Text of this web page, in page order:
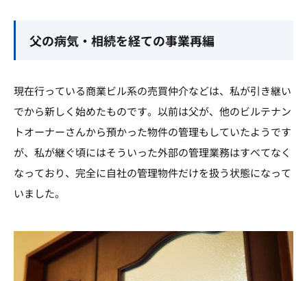
父の病気・相続を経ての事業再編
現在行っている商業ビル系の売買仲介などは、私が引き継い
でから新しく始めたものです。以前は父が、他のビルテナン
トオーナーさんから預かった物件の管理もしていたようです
が、私が継ぐ頃にはそういった外部の管理業務はすべてなく
なっており、完全に自社の管理物件だけを扱う状態になって
いました。